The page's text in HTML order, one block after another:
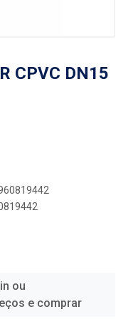
CPVC DN15
ou
e comprar